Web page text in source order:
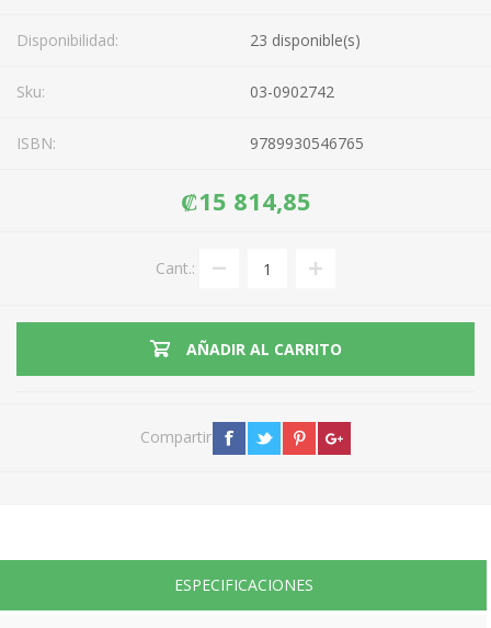
Disponibilidad: 23 disponible(s)
Sku: 03-0902742
ISBN: 9789930546765
₡15 814,85
Cant.:
AÑADIR AL CARRITO
Compartir
ESPECIFICACIONES